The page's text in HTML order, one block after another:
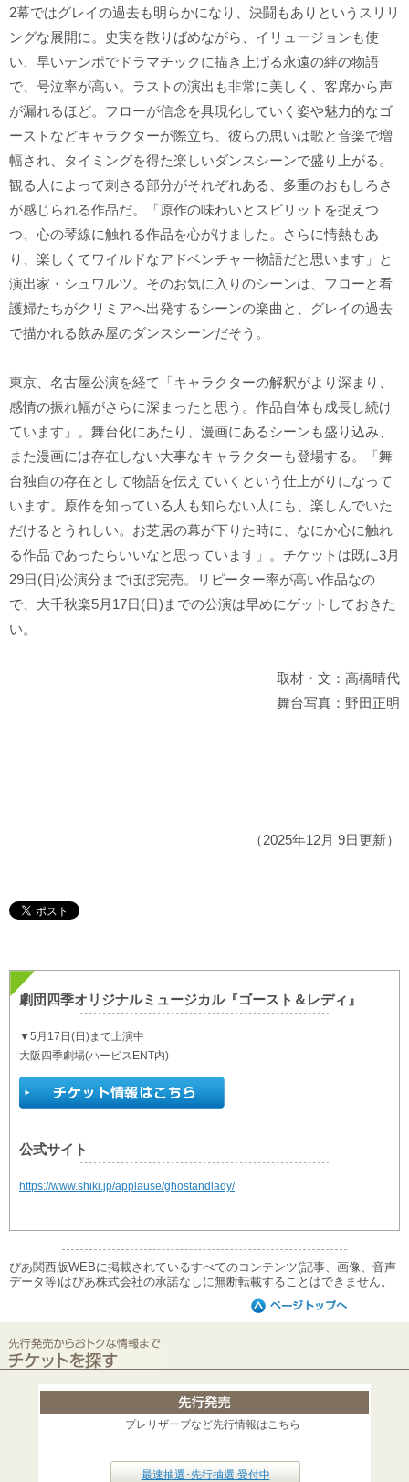
2幕ではグレイの過去も明らかになり、決闘もありというスリリ
ングな展開に。史実を散りばめながら、イリュージョンも使
い、早いテンポでドラマチックに描き上げる永遠の絆の物語
で、号泣率が高い。ラストの演出も非常に美しく、客席から声
が漏れるほど。フローが信念を具現化していく姿や魅力的なゴ
ーストなどキャラクターが際立ち、彼らの思いは歌と音楽で増
幅され、タイミングを得た楽しいダンスシーンで盛り上がる。
観る人によって刺さる部分がそれぞれある、多重のおもしろさ
が感じられる作品だ。「原作の味わいとスピリットを捉えつ
つ、心の琴線に触れる作品を心がけました。さらに情熱もあ
り、楽しくてワイルドなアドベンチャー物語だと思います」と
演出家・シュワルツ。そのお気に入りのシーンは、フローと看
護婦たちがクリミアへ出発するシーンの楽曲と、グレイの過去
で描かれる飲み屋のダンスシーンだそう。
東京、名古屋公演を経て「キャラクターの解釈がより深まり、
感情の振れ幅がさらに深まったと思う。作品自体も成長し続け
ています」。舞台化にあたり、漫画にあるシーンも盛り込み、
また漫画には存在しない大事なキャラクターも登場する。「舞
台独自の存在として物語を伝えていくという仕上がりになって
います。原作を知っている人も知らない人にも、楽しんでいた
だけるとうれしい。お芝居の幕が下りた時に、なにか心に触れ
る作品であったらいいなと思っています」。チケットは既に3月
29日(日)公演分までほぼ完売。リピーター率が高い作品なの
で、大千秋楽5月17日(日)までの公演は早めにゲットしておきた
い。
取材・文：高橋晴代
舞台写真：野田正明
（2025年12月 9日更新）
劇団四季オリジナルミュージカル『ゴースト＆レディ』
▼5月17日(日)まで上演中
大阪四季劇場(ハービスENT内)
公式サイト
https://www.shiki.jp/applause/ghostandlady/
ぴあ関西版WEBに掲載されているすべてのコンテンツ(記事、画像、音声
データ等)はぴあ株式会社の承諾なしに無断転載することはできません。
プレリザーブなど先行情報はこちら
最速抽選･先行抽選 受付中